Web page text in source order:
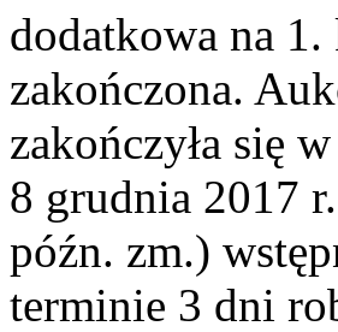
dodatkowa na 1.
zakończona.
zakończyła się
8 grudnia 2017
późn. zm.)
terminie 3 dni